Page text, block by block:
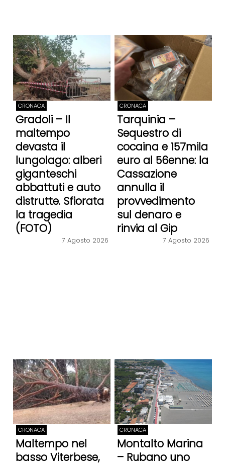
CRONACA
Gradoli – Il
maltempo
devasta il
lungolago: alberi
giganteschi
abbattuti e auto
distrutte. Sfiorata
la tragedia
(FOTO)
7 Agosto 2026
CRONACA
Tarquinia –
Sequestro di
cocaina e 157mila
euro al 56enne: la
Cassazione
annulla il
provvedimento
sul denaro e
rinvia al Gip
7 Agosto 2026
CRONACA
Maltempo nel
basso Viterbese,
CRONACA
Montalto Marina
– Rubano uno